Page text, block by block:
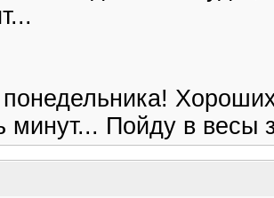
минут... Пойду в весы